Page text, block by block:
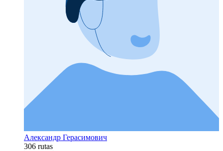
Александр Герасимович
306 rutas